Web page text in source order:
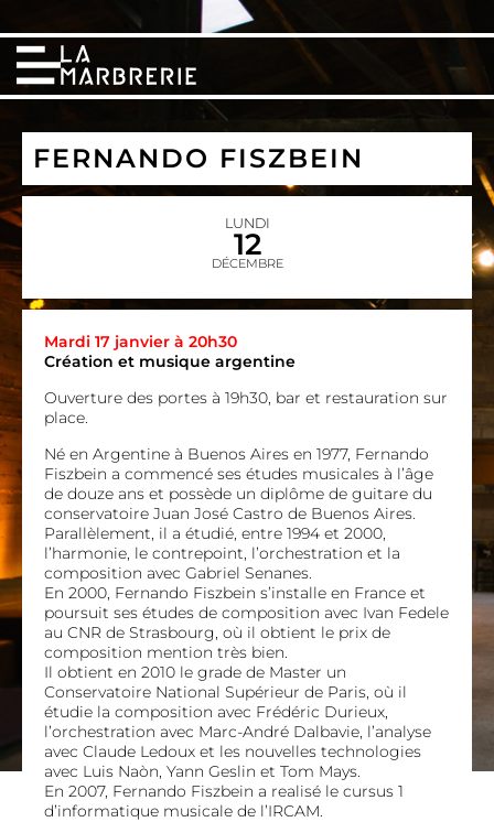
FERNANDO FISZBEIN
LUNDI
12
DÉCEMBRE
Mardi 17 janvier à 20h30
Création et musique argentine
Ouverture des portes à 19h30, bar et restauration sur
place.
Né en Argentine à Buenos Aires en 1977, Fernando
Fiszbein a commencé ses études musicales à l’âge
de douze ans et possède un diplôme de guitare du
conservatoire Juan José Castro de Buenos Aires.
Parallèlement, il a étudié, entre 1994 et 2000,
l’harmonie, le contrepoint, l’orchestration et la
composition avec Gabriel Senanes.
En 2000, Fernando Fiszbein s’installe en France et
poursuit ses études de composition avec Ivan Fedele
au CNR de Strasbourg, où il obtient le prix de
composition mention très bien.
Il obtient en 2010 le grade de Master un
Conservatoire National Supérieur de Paris, où il
étudie la composition avec Frédéric Durieux,
l’orchestration avec Marc-André Dalbavie, l’analyse
avec Claude Ledoux et les nouvelles technologies
avec Luis Naòn, Yann Geslin et Tom Mays.
En 2007, Fernando Fiszbein a realisé le cursus 1
d’informatique musicale de l’IRCAM.